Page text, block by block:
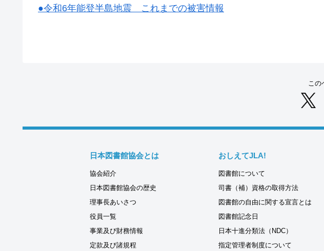
●令和6年能登半島地震 これまでの被害情報
この
日本図書館協会とは
協会紹介
日本図書館協会の歴史
理事長あいさつ
役員一覧
事業及び財務情報
定款及び諸規程
おしえてJLA!
図書館について
司書（補）資格の取得方法
図書館の自由に関する宣言とは
図書館記念日
日本十進分類法（NDC）
指定管理者制度について